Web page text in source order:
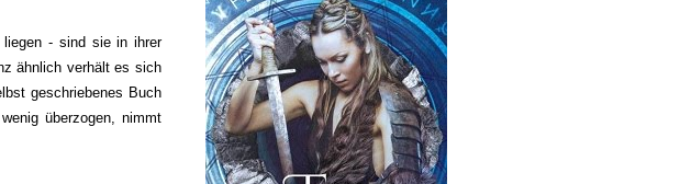
liegen - sind sie in ihrer
ähnlich verhält es sich
geschriebenes Buch
überzogen, nimmt